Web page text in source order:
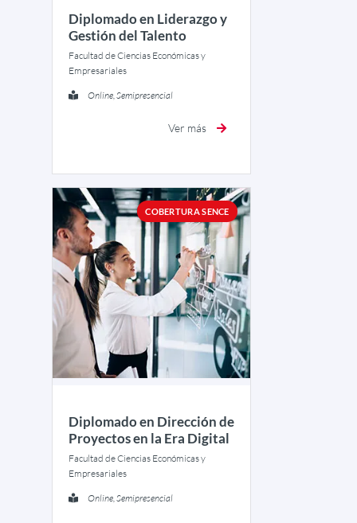
Diplomado en Liderazgo y
Gestión del Talento
Facultad de Ciencias Económicas y
Empresariales
Online, Semipresencial
Ver más
COBERTURA SENCE
Diplomado en Dirección de
Proyectos en la Era Digital
Facultad de Ciencias Económicas y
Empresariales
Online, Semipresencial